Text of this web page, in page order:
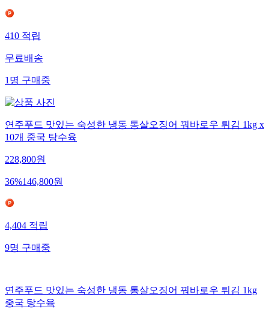
410적립
무료배송
1명구매중
연주푸드 맛있는 숙성한 냉동 통살오징어 꿔바로우 튀김 1kg x
10개 중국 탕수육
228,800원
36%146,800원
4,404적립
9명구매중
연주푸드 맛있는 숙성한 냉동 통살오징어 꿔바로우 튀김 1kg
중국 탕수육